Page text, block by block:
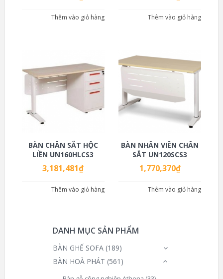
Thêm vào giỏ hàng Thêm vào giỏ hàng
BÀN CHÂN SẮT HỘC
LIỀN UN160HLCS3
3,181,481₫
Thêm vào giỏ hàng
BÀN NHÂN VIÊN CHÂN
SẮT UN120SCS3
1,770,370₫
Thêm vào giỏ hàng
DANH MỤC SẢN PHẨM
BÀN GHẾ SOFA (189)
BÀN HOÀ PHÁT (561)